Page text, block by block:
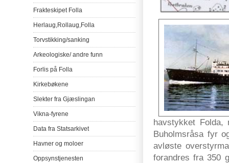
Frakteskipet Folla
Herlaug,Rollaug,Folla
Torvstikking/sanking
Arkeologiske/andre funn
Forlis på Folla
Kirkebøkene
Slekter fra Gjæslingan
Vikna-fyrene
Data fra Statsarkivet
Havner og moloer
Oppsynstjenesten
havstykket Folda,
Buholmsråsa fyr
avløste
forandres fra 350